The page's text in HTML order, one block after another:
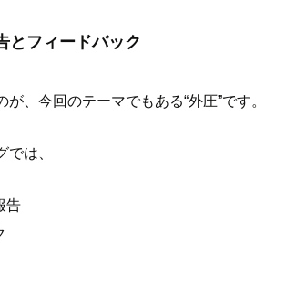
フィードバック
が、今回のテーマでもある“外圧”です。
では、
告